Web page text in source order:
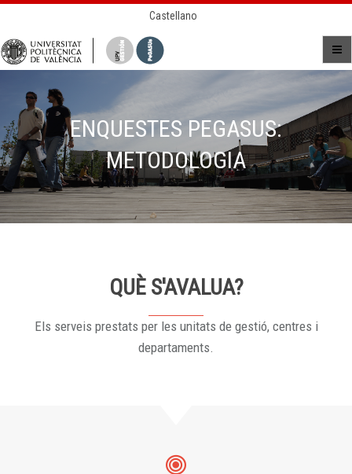
Castellano
ENQUESTES PEGASUS:
METODOLOGIA
QUÈ S'AVALUA?
Els serveis prestats per les unitats de gestió, centres i
departaments.